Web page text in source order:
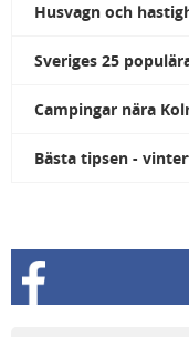
Husvagn och
Sveriges 25
Campingar nära
Bästa tipsen -